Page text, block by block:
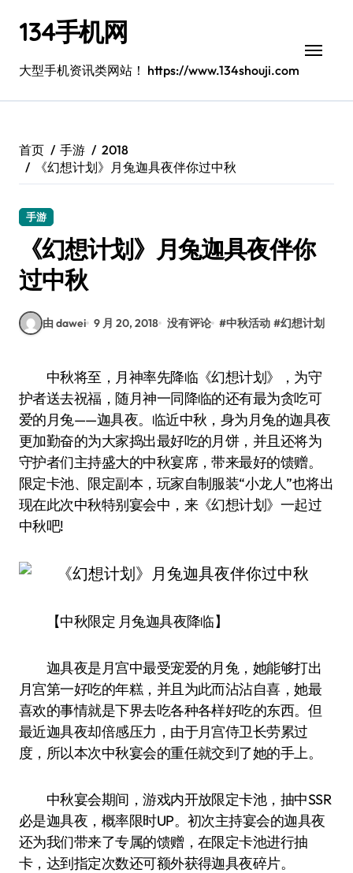
134手机网
大型手机资讯类网站！ https://www.134shouji.com
首页 手游
2018
《幻想计划》月兔迦具夜伴你过中秋
手游
《幻想计划》月兔迦具夜伴你
过中秋
由 dawei 9 月 20, 2018 没有评论 #中秋活动 #幻想计划
中秋将至，月神率先降临《幻想计划》，为守
护者送去祝福，随月神一同降临的还有最为贪吃可
爱的月兔——迦具夜。临近中秋，身为月兔的迦具夜
更加勤奋的为大家捣出最好吃的月饼，并且还将为
守护者们主持盛大的中秋宴席，带来最好的馈赠。
限定卡池、限定副本，玩家自制服装“小龙人”也将出
现在此次中秋特别宴会中，来《幻想计划》一起过
中秋吧!
【中秋限定 月兔迦具夜降临】
迦具夜是月宫中最受宠爱的月兔，她能够打出
月宫第一好吃的年糕，并且为此而沾沾自喜，她最
喜欢的事情就是下界去吃各种各样好吃的东西。但
最近迦具夜却倍感压力，由于月宫侍卫长劳累过
度，所以本次中秋宴会的重任就交到了她的手上。
中秋宴会期间，游戏内开放限定卡池，抽中SSR
必是迦具夜，概率限时UP。初次主持宴会的迦具夜
还为我们带来了专属的馈赠，在限定卡池进行抽
卡，达到指定次数还可额外获得迦具夜碎片。